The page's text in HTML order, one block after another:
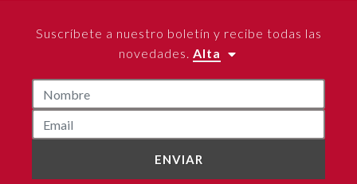
Suscríbete a nuestro boletín y recibe todas las
novedades. Alta
ENVIAR